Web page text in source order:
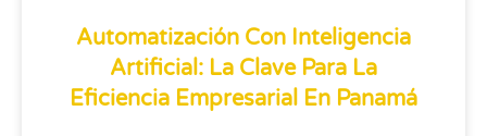
Automatización Con Inteligencia
Artificial: La Clave Para La
Eficiencia Empresarial En Panamá